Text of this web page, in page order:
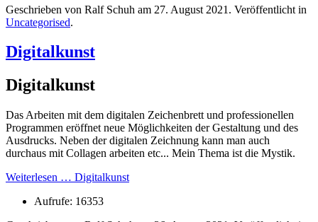
Geschrieben von Ralf Schuh am 27. August 2021 . Veröffentlicht in
Uncategorised.
Digitalkunst
Digitalkunst
Das Arbeiten mit dem digitalen Zeichenbrett und professionellen
Programmen eröffnet neue Möglichkeiten der Gestaltung und des
Ausdrucks. Neben der digitalen Zeichnung kann man auch
durchaus mit Collagen arbeiten etc... Mein Thema ist die Mystik.
Weiterlesen … Digitalkunst
Aufrufe: 16353